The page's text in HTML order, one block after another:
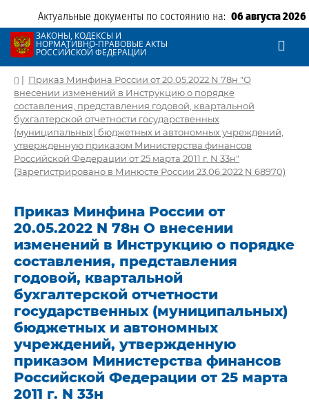
Актуальные документы по состоянию на: 06 августа 2026
ЗАКОНЫ, КОДЕКСЫ И
НОРМАТИВНО-ПРАВОВЫЕ АКТЫ
РОССИЙСКОЙ ФЕДЕРАЦИИ
| Приказ Минфина России от 20.05.2022 N 78н "О
внесении изменений в Инструкцию о порядке
составления, представления годовой, квартальной
бухгалтерской отчетности государственных
(муниципальных) бюджетных и автономных учреждений,
утвержденную приказом Министерства финансов
Российской Федерации от 25 марта 2011 г. N 33н"
(Зарегистрировано в Минюсте России 23.06.2022 N 68970)
Приказ Минфина России от
20.05.2022 N 78н О внесении
изменений в Инструкцию о порядке
составления, представления
годовой, квартальной
бухгалтерской отчетности
государственных (муниципальных)
бюджетных и автономных
учреждений, утвержденную
приказом Министерства финансов
Российской Федерации от 25 марта
2011 г. N 33н